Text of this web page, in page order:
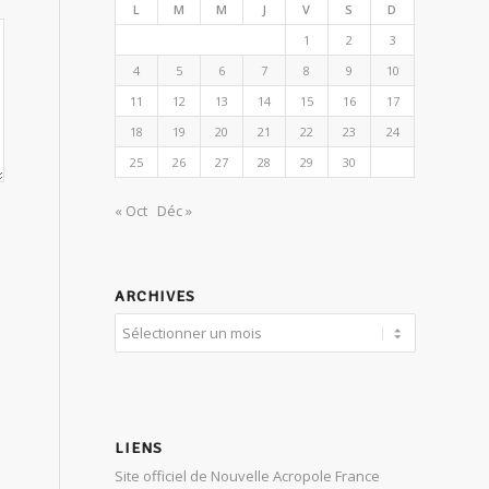
L M M J V S
D
1
2
3
4
5 6 7 8 9
10
11
12 13 14 15 16
17
18
19 20 21 22 23
24
25
26 27 28 29 30
« Oct Déc »
ARCHIVES
LIENS
Site officiel de Nouvelle Acropole France